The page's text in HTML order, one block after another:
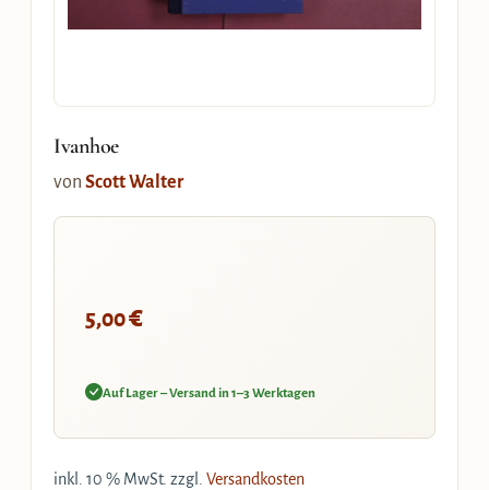
Ivanhoe
von Scott Walter
5,00€
Auf Lager – Versand in 1–3 Werktagen
inkl. 10 % MwSt. zzgl. Versandkosten